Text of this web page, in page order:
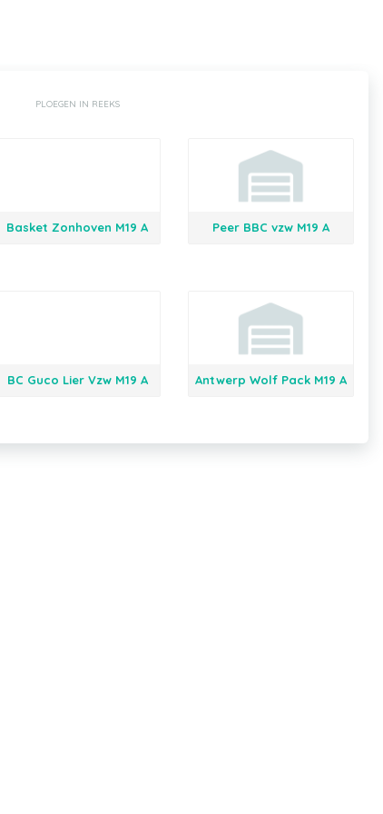
PLOEGEN IN REEKS
Basket Zonhoven M19 A Peer BBC vzw M19 A
BC Guco Lier Vzw M19 A Antwerp Wolf Pack M19 A